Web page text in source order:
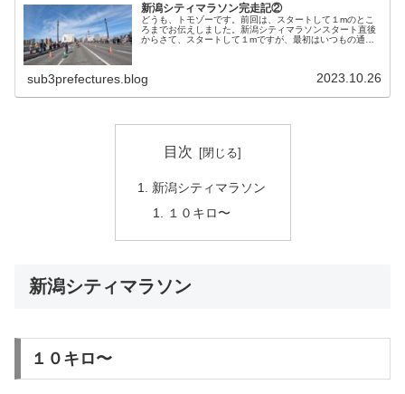
新潟シティマラソン完走記②
どうも、トモゾーです。前回は、スタートして１mのとこ
ろまでお伝えしました。新潟シティマラソンスタート直後
からさて、スタートして１mですが、最初はいつもの通り
sub3prefectures.blog 2023.10.26
目次
新潟シティマラソン
１０キロ〜
新潟シティマラソン
１０キロ〜